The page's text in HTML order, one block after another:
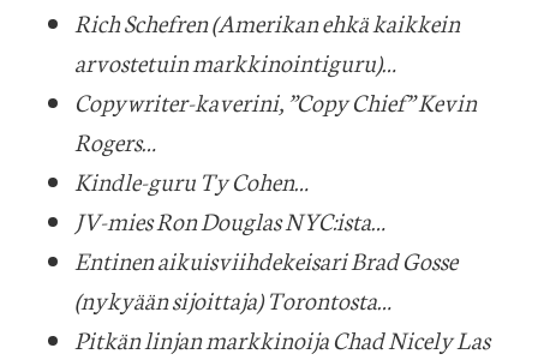
Rich Schefren (Amerikan ehkä kaikkein
arvostetuin markkinointiguru)…
Copywriter-kaverini, ”Copy Chief” Kevin
Rogers…
Kindle-guru Ty Cohen…
JV-mies Ron Douglas NYC:ista…
Entinen aikuisviihdekeisari Brad Gosse
(nykyään sijoittaja) Torontosta…
Pitkän linjan markkinoija Chad Nicely Las